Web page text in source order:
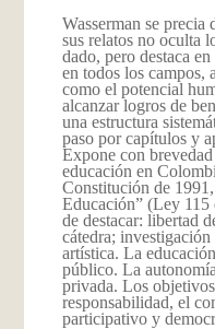
Wasserman se precia
sus relatos no oculta
dado, pero destaca
en todos los campos,
como el potencial
alcanzar logros de
una estructura
paso por capítulos y
Expone con
educación en
Constitución de
Educación” (Ley 115
de destacar: libertad
cátedra;
artística. La
público. La
privada. Los
responsabilidad, el
participativo y